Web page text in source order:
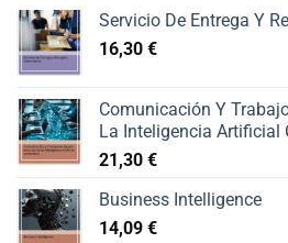
Servicio De Entrega Y
16,30 €
Comunicación Y
La Inteligencia Artificial
21,30 €
Business Intelligence
14,09 €